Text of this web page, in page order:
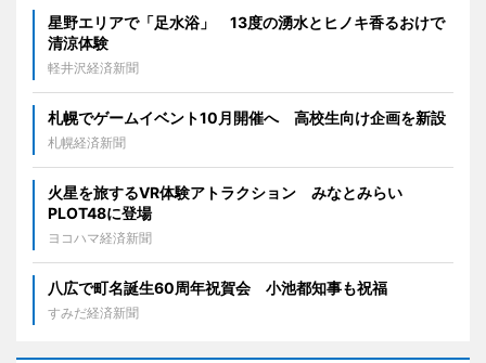
星野エリアで「足水浴」 13度の湧水とヒノキ香るおけで
清涼体験
軽井沢経済新聞
札幌でゲームイベント10月開催へ 高校生向け企画を新設
札幌経済新聞
火星を旅するVR体験アトラクション みなとみらい
PLOT48に登場
ヨコハマ経済新聞
八広で町名誕生60周年祝賀会 小池都知事も祝福
すみだ経済新聞